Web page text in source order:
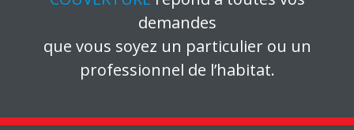
demandes
que vous soyez un particulier ou un
professionnel de l’habitat.